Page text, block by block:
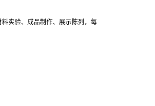
实验、成品制作、展示陈列，每